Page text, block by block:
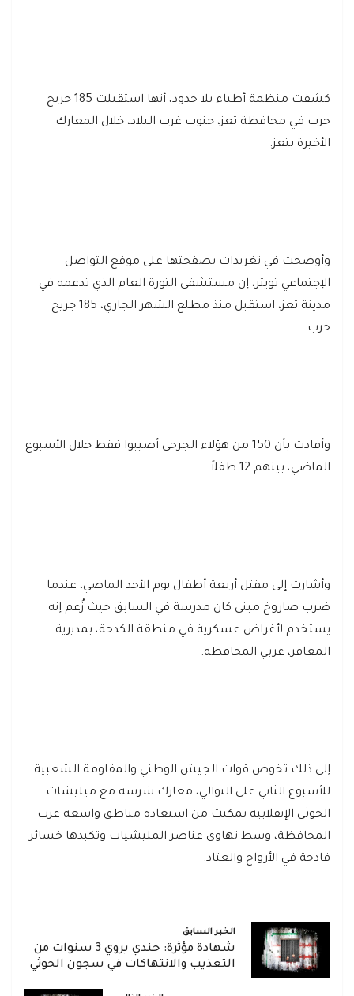
كشفت منظمة أطباء بلا حدود، أنها استقبلت 185 جريح
حرب في محافظة تعز، جنوب غرب البلاد، خلال المعارك
الأخيرة بتعز.
وأوضحت في تغريدات بصفحتها على موقع التواصل
الإجتماعي تويتر، إن مستشفى الثورة العام الذي تدعمه في
مدينة تعز، استقبل منذ مطلع الشهر الجاري، 185 جريح
حرب.
وأفادت بأن 150 من هؤلاء الجرحى أصيبوا فقط خلال الأسبوع
الماضي، بينهم 12 طفلاً.
وأشارت إلى مقتل أربعة أطفال يوم الأحد الماضي، عندما
ضرب صاروخ مبنى كان مدرسة في السابق حيث زُعم إنه
يستخدم لأغراض عسكرية في منطقة الكدحة، بمديرية
المعافر، غربي المحافظة.
إلى ذلك تخوض قوات الجيش الوطني والمقاومة الشعبية
للأسبوع الثاني على التوالي، معارك شرسة مع ميليشات
الحوثي الإنقلابية تمكنت من استعادة مناطق واسعة غرب
المحافظة، وسط تهاوي عناصر المليشيات وتكبدها خسائر
فادحة في الأرواح والعتاد.
الخبر السابق
شهادة مؤثرة: جندي يروي 3 سنوات من
التعذيب والانتهاكات في سجون الحوثي